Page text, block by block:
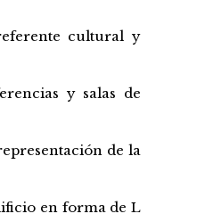
cultural y
y salas de
de la
en formade L